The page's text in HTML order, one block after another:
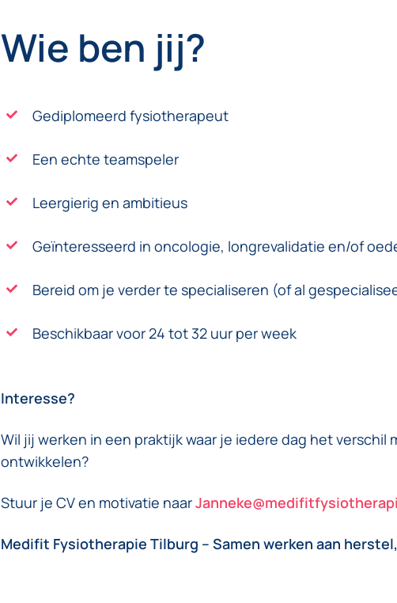
Wie ben jij?
Gediplomeerd fysiotherapeut
Een echte teamspeler
Leergierig en ambitieus
Geïnteresseerd in oncologie, longrevalidatie en/of
Bereid om je verder te specialiseren (of al
Beschikbaar voor 24 tot 32 uur per week
Interesse?
Wil jij werken in een praktijk waar je iedere dag het
ontwikkelen?
Stuur je CV en motivatie naar
Medifit Fysiotherapie Tilburg – Samen werken aan